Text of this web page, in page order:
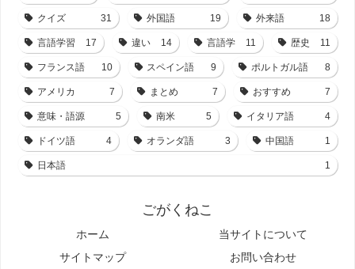
クイズ 31 外国語 19 外来語 18
言語学習 17 違い 14 言語学 11 歴史 11
フランス語 10 スペイン語 9 ポルトガル語 8
アメリカ 7 まとめ 7 おすすめ 7
意味・語源 5 南米 5 イタリア語 4
ドイツ語 4 オランダ語 3 中国語 1
日本語 1
ごがくねこ
ホーム
当サイトについて
サイトマップ
お問い合わせ